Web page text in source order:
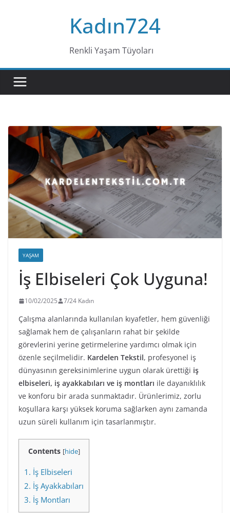
Kadın724
Renkli Yaşam Tüyoları
YAŞAM
İş Elbiseleri Çok Uyguna!
10/02/2025 7/24 Kadın
Çalışma alanlarında kullanılan kıyafetler, hem güvenliği
sağlamak hem de çalışanların rahat bir şekilde
görevlerini yerine getirmelerine yardımcı olmak için
özenle seçilmelidir. Kardelen Tekstil, profesyonel iş
dünyasının gereksinimlerine uygun olarak ürettiği iş
elbiseleri, iş ayakkabıları ve iş montları ile dayanıklılık
ve konforu bir arada sunmaktadır. Ürünlerimiz, zorlu
koşullara karşı yüksek koruma sağlarken aynı zamanda
uzun süreli kullanım için tasarlanmıştır.
Contents [hide]
1. İş Elbiseleri
2. İş Ayakkabıları
3. İş Montları